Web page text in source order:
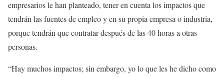
empresarios le han planteado, tener en cuenta los impactos que
tendrán las fuentes de empleo y en su propia empresa o industria,
porque tendrán que contratar después de las 40 horas a otras
personas.
“Hay muchos impactos; sin embargo, yo lo que les he dicho como